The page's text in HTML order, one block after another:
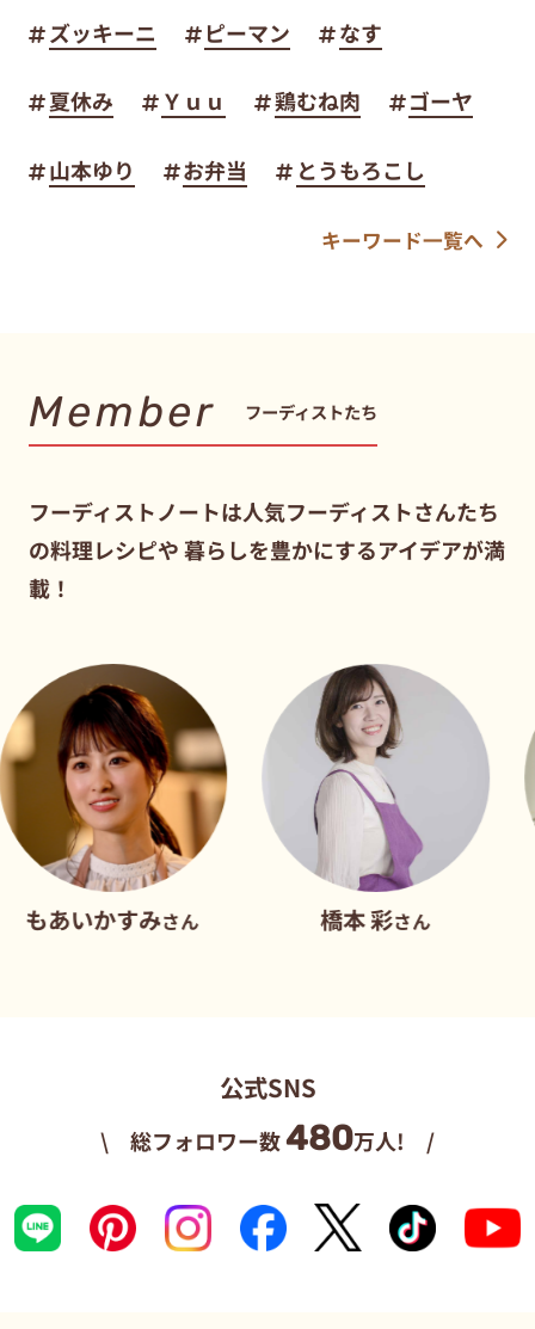
ズッキーニ ピーマン なす
夏休み Ｙｕｕ 鶏むね肉 ゴーヤ
山本ゆり お弁当 とうもろこし
キーワード一覧へ
Member フーディストたち
フーディストノートは人気フーディストさんたち
の料理レシピや暮らしを豊かにするアイデアが満
載！
かすみさん さん
公式SNS
\ 総フォロワー数480万人! /